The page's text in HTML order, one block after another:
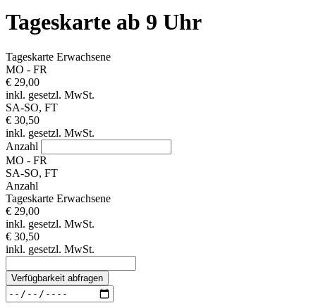
Tageskarte ab 9 Uhr
Tageskarte Erwachsene
MO - FR
€ 29,00
inkl. gesetzl. MwSt.
SA-SO, FT
€ 30,50
inkl. gesetzl. MwSt.
Anzahl
MO - FR
SA-SO, FT
Anzahl
Tageskarte Erwachsene
€ 29,00
inkl. gesetzl. MwSt.
€ 30,50
inkl. gesetzl. MwSt.
Verfügbarkeit abfragen